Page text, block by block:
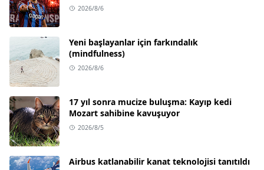
2026/8/6
Yeni başlayanlar için farkındalık
(mindfulness)
2026/8/6
17 yıl sonra mucize buluşma: Kayıp kedi
Mozart sahibine kavuşuyor
2026/8/5
Airbus katlanabilir kanat teknolojisi tanıtıldı